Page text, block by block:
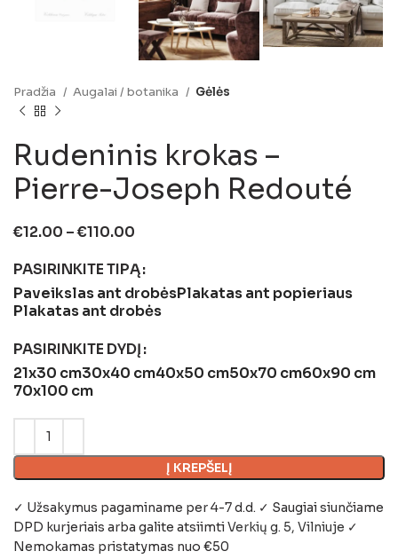
Pradžia Augalai / botanika Gėlės
Rudeninis krokas –
Pierre-Joseph Redouté
€12.00 –€110.00
PASIRINKITE TIPĄ
Paveikslas ant drobėsPlakatas ant popieriaus
Plakatas ant drobės
PASIRINKITE DYDĮ
21x30 cm30x40 cm40x50 cm50x70 cm60x90 cm
70x100 cm
Į KREPŠELĮ
✓ Užsakymus pagaminame per 4-7 d.d. ✓ Saugiai siunčiame
DPD kurjeriais arba galite atsiimtiVerkių g. 5, Vilniuje ✓
Nemokamas pristatymas nuo €50